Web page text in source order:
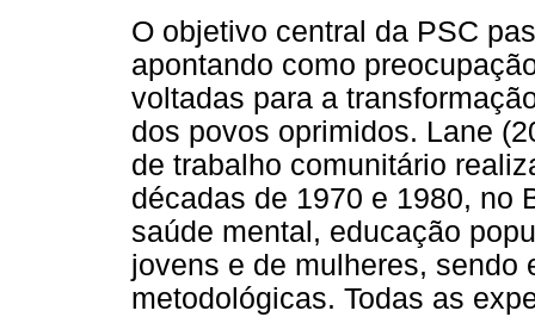
O objetivo central da PSC
apontando como
voltadas para a
dos povos oprimidos. Lane
de trabalho comunitário
décadas de 1970 e 1980, no
saúde mental, educação
jovens e de mulheres, sendo
metodológicas. Todas as